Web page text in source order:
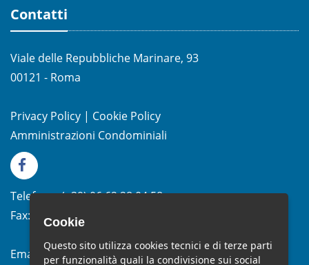
Contatti
Viale delle Repubbliche Marinare, 93
00121 - Roma
Privacy Policy | Cookie Policy
Amministrazioni Condominiali
Telefono:(+39)06.62.28.04.58
Fax:
(+39) 06.99.33.19.10
Email: info@studiomelchiorri.it
Cookie
Questo sito utilizza cookies tecnici e di terze parti
per funzionalità quali la condivisione sui social